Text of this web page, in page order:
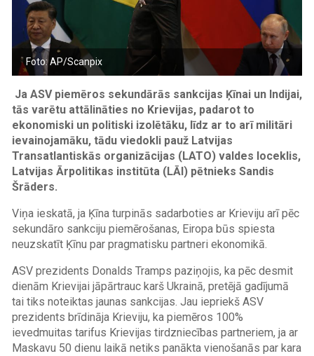
Foto: AP/Scanpix
Ja ASV piemēros sekundārās sankcijas Ķīnai un Indijai,
tās varētu attālināties no Krievijas, padarot to
ekonomiski un politiski izolētāku, līdz ar to arī militāri
ievainojamāku, tādu viedokli pauž Latvijas
Transatlantiskās organizācijas (LATO) valdes loceklis,
Latvijas Ārpolitikas institūta (LĀI) pētnieks Sandis
Šrāders.
Viņa ieskatā, ja Ķīna turpinās sadarboties ar Krieviju arī pēc
sekundāro sankciju piemērošanas, Eiropa būs spiesta
neuzskatīt Ķīnu par pragmatisku partneri ekonomikā.
ASV prezidents Donalds Tramps paziņojis, ka pēc desmit
dienām Krievijai jāpārtrauc karš Ukrainā, pretējā gadījumā
tai tiks noteiktas jaunas sankcijas. Jau iepriekš ASV
prezidents brīdināja Krieviju, ka piemēros 100%
ievedmuitas tarifus Krievijas tirdzniecības partneriem, ja ar
Maskavu 50 dienu laikā netiks panākta vienošanās par kara